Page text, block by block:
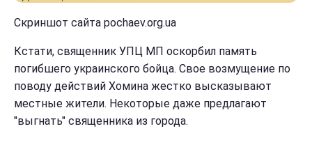
Скриншот сайта pochaev.org.ua
Кстати, священник УПЦ МП оскорбил память
погибшего украинского бойца. Свое возмущение по
поводу действий Хомина жестко высказывают
местные жители. Некоторые даже предлагают
"выгнать" священника из города.